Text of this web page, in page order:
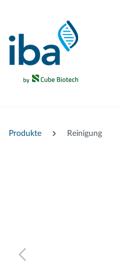
Produkte Reinigung